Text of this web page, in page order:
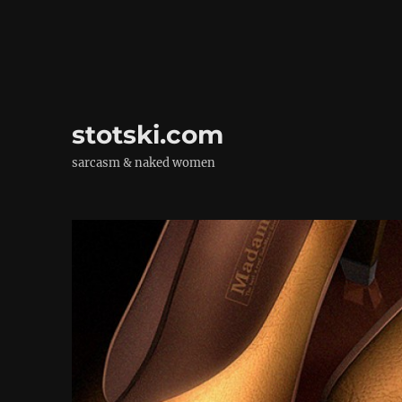
stotski.com
sarcasm & naked women